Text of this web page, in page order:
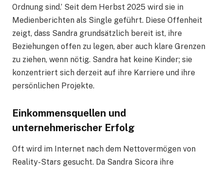
Ordnung sind.’ Seit dem Herbst 2025 wird sie in
Medienberichten als Single geführt. Diese Offenheit
zeigt, dass Sandra grundsätzlich bereit ist, ihre
Beziehungen offen zu legen, aber auch klare Grenzen
zu ziehen, wenn nötig. Sandra hat keine Kinder; sie
konzentriert sich derzeit auf ihre Karriere und ihre
persönlichen Projekte.
Einkommensquellen und
unternehmerischer Erfolg
Oft wird im Internet nach dem Nettovermögen von
Reality-Stars gesucht. Da Sandra Sicora ihre